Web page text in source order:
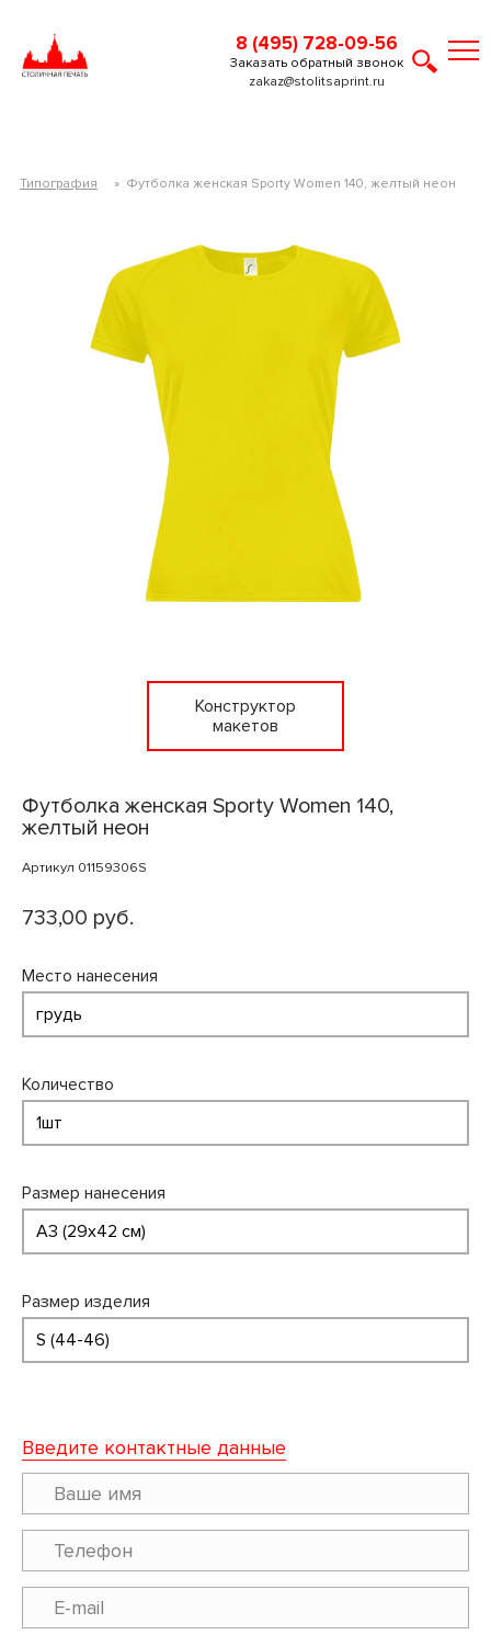
8 (495) 728-09-56
zakaz@stolitsaprint.ru
Заказать обратный звонок
Типография » Футболка женская Sporty Women 140, желтый неон
Конструктор
макетов
Футболка женская Sporty Women 140,
желтый неон
Артикул 01159306S
733,00 руб.
Место нанесения
Количество
Размер нанесения
Размер изделия
Введите контактные данные